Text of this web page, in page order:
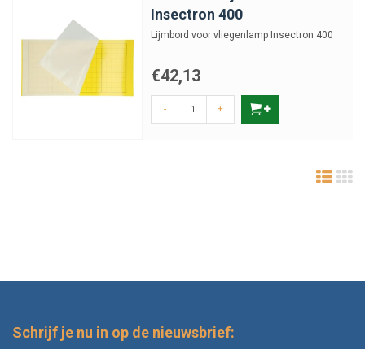
Insectron 400
Lijmbord voor vliegenlamp Insectron 400
€42,13
- +
Schrijf je nu in op de nieuwsbrief: